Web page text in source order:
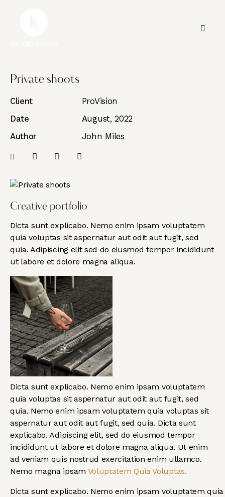
Private shoots
Client
ProVision
Date
August, 2022
Author
John Miles
Creative portfolio
Dicta sunt explicabo. Nemo enim ipsam voluptatem
quia voluptas sit aspernatur aut odit aut fugit, sed
quia. Adipiscing elit sed do eiusmod tempor incididunt
ut labore et dolore magna aliqua.
Dicta sunt explicabo. Nemo enim ipsam voluptatem
quia voluptas sit aspernatur aut odit aut fugit, sed
quia. Nemo enim ipsam voluptatem quia voluptas sit
aspernatur aut odit aut fugit, sed quia. Dicta sunt
explicabo. Adipiscing elit, sed do eiusmod tempor
incididunt ut labore et dolore magna aliqua. Ut enim
ad veniam quis nostrud exercitation enim ullamco.
Nemo magna ipsam Voluptatem Quia Voluptas.
Dicta sunt explicabo. Nemo enim ipsam voluptatem